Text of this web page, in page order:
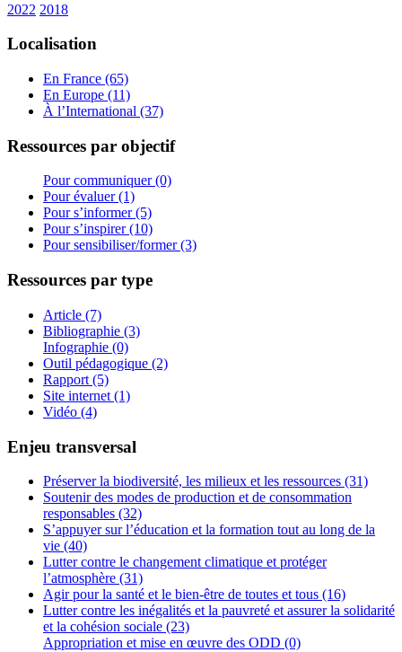
2022 2018
Localisation
En France (65)
En Europe (11)
À l’International (37)
Ressources par objectif
Pour communiquer (0)
Pour évaluer (1)
Pour s’informer (5)
Pour s’inspirer (10)
Pour sensibiliser/former (3)
Ressources par type
Article (7)
Bibliographie (3)
Infographie (0)
Outil pédagogique (2)
Rapport (5)
Site internet (1)
Vidéo (4)
Enjeu transversal
Préserver la biodiversité, les milieux et les ressources (31)
Soutenir des modes de production et de consommation
responsables (32)
S’appuyer sur l’éducation et la formation tout au long de la
vie (40)
Lutter contre le changement climatique et protéger
l’atmosphère (31)
Agir pour la santé et le bien-être de toutes et tous (16)
Lutter contre les inégalités et la pauvreté et assurer la solidarité
et la cohésion sociale (23)
Appropriation et mise en œuvre des ODD (0)